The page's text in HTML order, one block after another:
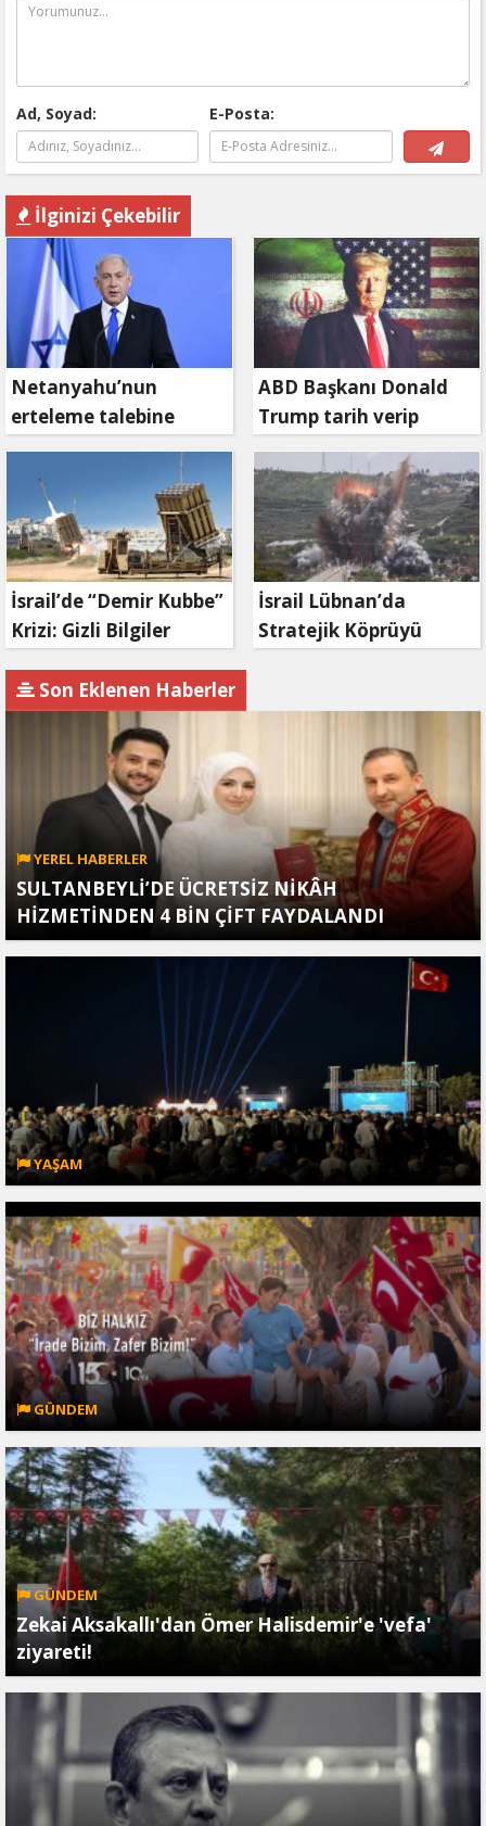
Ad, Soyad: E-Posta:
İlginizi Çekebilir
Netanyahu’nun
erteleme talebine
mahkemeden ret
ABD Başkanı Donald
Trump tarih verip
duyurdu: Savaş ne
zaman bitecek?
İsrail’de “Demir Kubbe”
Krizi: Gizli Bilgiler
Gözaltında
İsrail Lübnan’da
Stratejik Köprüyü
Son Eklenen Haberler
YEREL HABERLER
SULTANBEYLİ’DE ÜCRETSİZ NİKÂH
HİZMETİNDEN 4 BİN ÇİFT FAYDALANDI
YAŞAM
GÜNDEM
GÜNDEM
Zekai Aksakallı'dan Ömer Halisdemir'e 'vefa'
ziyareti!